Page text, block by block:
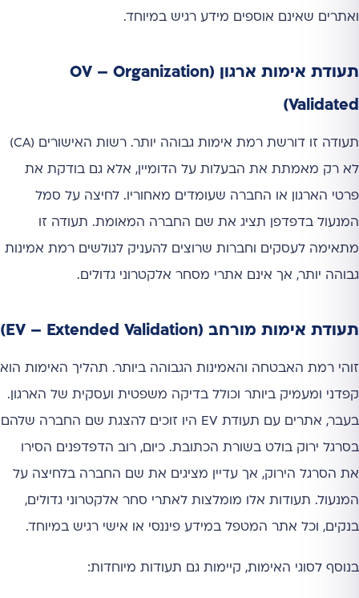
ואתרים שאינם אוספים מידע רגיש במיוחד.
תעודת אימות ארגון (OV – Organization
Validated)
תעודה זו דורשת רמת אימות גבוהה יותר. רשות האישורים (CA)
לא רק מאמתת את הבעלות על הדומיין, אלא גם בודקת את
פרטי הארגון או החברה שעומדים מאחוריו. לחיצה על סמל
המנעול בדפדפן תציג את שם החברה המאומת. תעודה זו
מתאימה לעסקים וחברות שרוצים להעניק לגולשים רמת אמינות
גבוהה יותר, אך אינם אתרי מסחר אלקטרוני גדולים.
תעודת אימות מורחב (EV – Extended Validation)
זוהי רמת האבטחה והאמינות הגבוהה ביותר. תהליך האימות הוא
קפדני ומעמיק ביותר וכולל בדיקה משפטית ועסקית של הארגון.
בעבר, אתרים עם תעודת EV היו זוכים להצגת שם החברה שלהם
בסרגל ירוק בולט בשורת הכתובת. כיום, רוב הדפדפנים הסירו
את הסרגל הירוק, אך עדיין מציגים את שם החברה בלחיצה על
המנעול. תעודות אלו מומלצות לאתרי סחר אלקטרוני גדולים,
בנקים, וכל אתר המטפל במידע פיננסי או אישי רגיש במיוחד.
בנוסף לסוגי האימות, קיימות גם תעודות מיוחדות: